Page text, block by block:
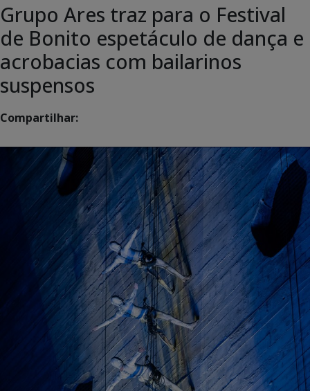
Grupo Ares traz para o Festival
de Bonito espetáculo de dança e
acrobacias com bailarinos
suspensos
Compartilhar: